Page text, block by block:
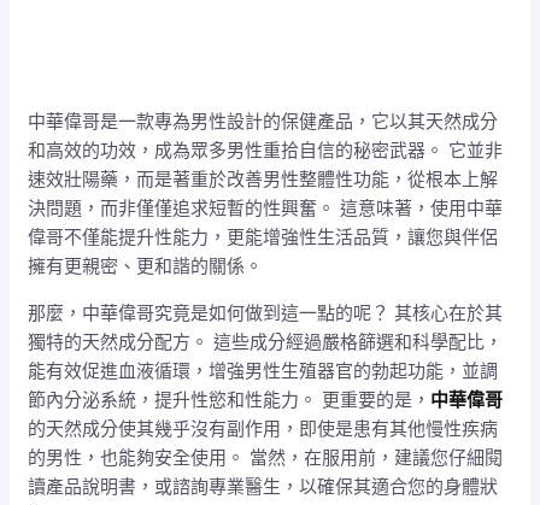
中華偉哥是一款專為男性設計的保健產品，它以其天然成分
和高效的功效，成為眾多男性重拾自信的秘密武器。 它並非
速效壯陽藥，而是著重於改善男性整體性功能，從根本上解
決問題，而非僅僅追求短暫的性興奮。 這意味著，使用中華
偉哥不僅能提升性能力，更能增強性生活品質，讓您與伴侶
擁有更親密、更和諧的關係。
那麼，中華偉哥究竟是如何做到這一點的呢？ 其核心在於其
獨特的天然成分配方。 這些成分經過嚴格篩選和科學配比，
能有效促進血液循環，增強男性生殖器官的勃起功能，並調
節內分泌系統，提升性慾和性能力。 更重要的是， 中華偉哥
的天然成分使其幾乎沒有副作用，即使是患有其他慢性疾病
的男性，也能夠安全使用。 當然，在服用前，建議您仔細閱
讀產品說明書，或諮詢專業醫生，以確保其適合您的身體狀